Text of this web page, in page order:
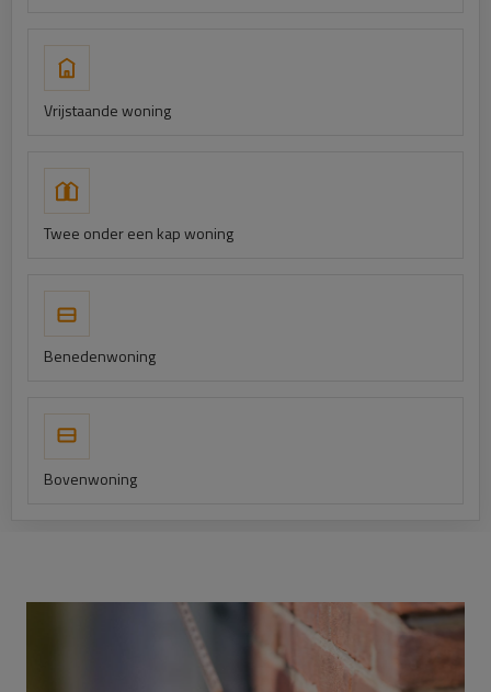
Vrijstaande woning
Twee onder een kap woning
Benedenwoning
Bovenwoning